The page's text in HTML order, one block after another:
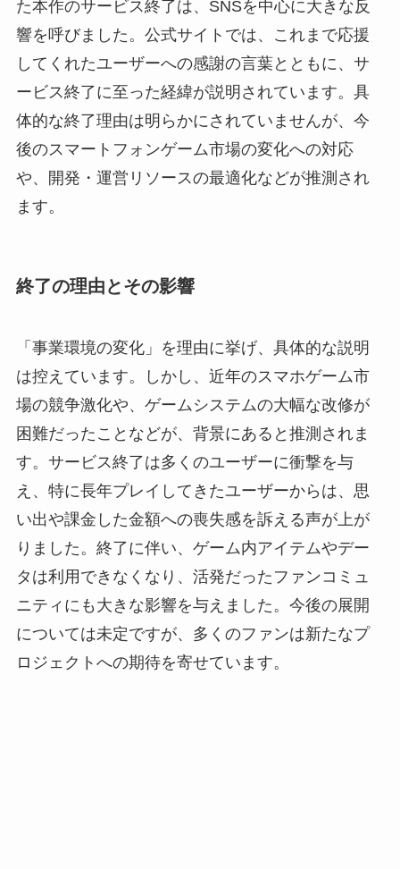
た本作のサービス終了は、SNSを中心に大きな反
響を呼びました。公式サイトでは、これまで応援
してくれたユーザーへの感謝の言葉とともに、サ
ービス終了に至った経緯が説明されています。具
体的な終了理由は明らかにされていませんが、今
後のスマートフォンゲーム市場の変化への対応
や、開発・運営リソースの最適化などが推測され
ます。
終了の理由とその影響
「事業環境の変化」を理由に挙げ、具体的な説明
は控えています。しかし、近年のスマホゲーム市
場の競争激化や、ゲームシステムの大幅な改修が
困難だったことなどが、背景にあると推測されま
す。サービス終了は多くのユーザーに衝撃を与
え、特に長年プレイしてきたユーザーからは、思
い出や課金した金額への喪失感を訴える声が上が
りました。終了に伴い、ゲーム内アイテムやデー
タは利用できなくなり、活発だったファンコミュ
ニティにも大きな影響を与えました。今後の展開
については未定ですが、多くのファンは新たなプ
ロジェクトへの期待を寄せています。